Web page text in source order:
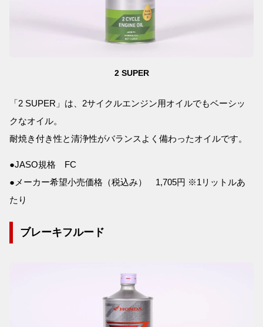
2 SUPER
「2 SUPER」は、2サイクルエンジン用オイルでもベーシッ
クなオイル。
耐焼き付き性と清浄性がバランスよく備わったオイルです。
●JASO規格 FC
●メーカー希望小売価格（税込み） 1,705円 ※1リットルあ
たり
ブレーキフルード